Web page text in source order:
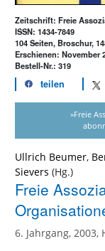
Zeitschrift: Freie
ISSN: 1434-7849
104 Seiten, Broschur,
Erschienen: November
Bestell-Nr.: 319
teilen
»Freie
Ullrich Beumer,
Sievers
Freie
6. Jahrgang, 2003,